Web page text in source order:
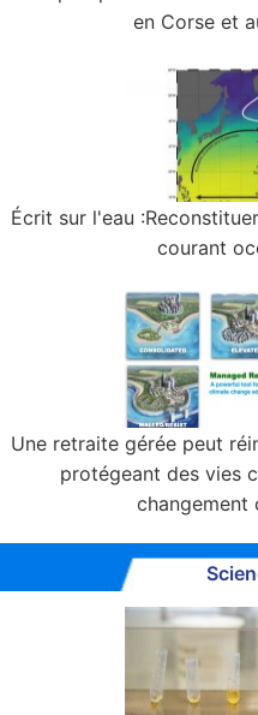
en Corse et
Écrit sur l'eau
courant
Une retraite gérée peut
protégeant des vies
changement